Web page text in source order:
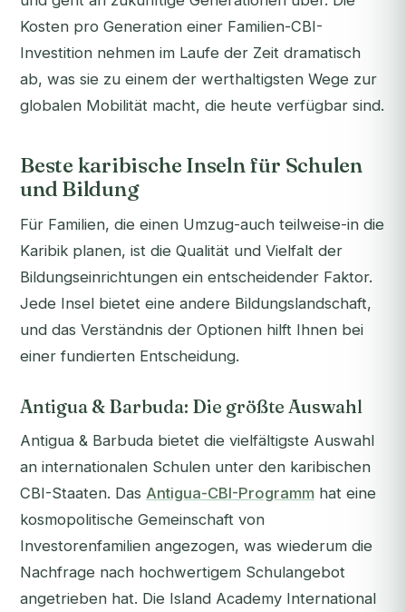
Kosten pro Generation einer Familien-CBI-
Investition nehmen im Laufe der Zeit dramatisch
ab, was sie zu einem der werthaltigsten Wege zur
globalen Mobilität macht, die heute verfügbar sind.
Beste karibische Inseln für Schulen
und Bildung
Für Familien, die einen Umzug-auch teilweise-in die
Karibik planen, ist die Qualität und Vielfalt der
Bildungseinrichtungen ein entscheidender Faktor.
Jede Insel bietet eine andere Bildungslandschaft,
und das Verständnis der Optionen hilft Ihnen bei
einer fundierten Entscheidung.
Antigua & Barbuda: Die größte Auswahl
Antigua & Barbuda bietet die vielfältigste Auswahl
an internationalen Schulen unter den karibischen
CBI-Staaten. Das Antigua-CBI-Programm hat eine
kosmopolitische Gemeinschaft von
Investorenfamilien angezogen, was wiederum die
Nachfrage nach hochwertigem Schulangebot
angetrieben hat. Die Island Academy International